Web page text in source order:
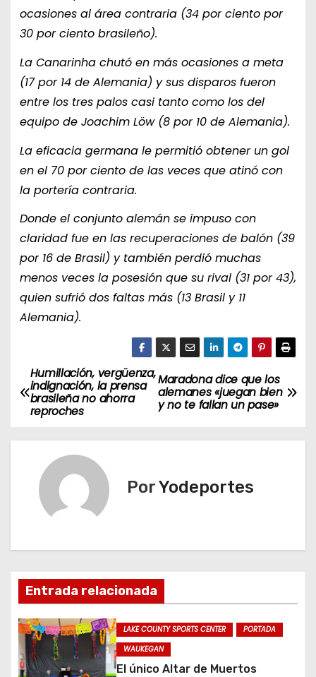
ocasiones al área contraria (34 por ciento por
30 por ciento brasileño).
La Canarinha chutó en más ocasiones a meta
(17 por 14 de Alemania) y sus disparos fueron
entre los tres palos casi tanto como los del
equipo de Joachim Löw (8 por 10 de Alemania).
La eficacia germana le permitió obtener un gol
en el 70 por ciento de las veces que atinó con
la portería contraria.
Donde el conjunto alemán se impuso con
claridad fue en las recuperaciones de balón (39
por 16 de Brasil) y también perdió muchas
menos veces la posesión que su rival (31 por 43),
quien sufrió dos faltas más (13 Brasil y 11
Alemania).
N
a
v
c
ó
n
Maradona dice que los
alemanes «juegan bien
y no te fallan un pase»
Humillación, vergüenza,
indignación, la prensa
brasileña no ahorra
reproches
PorYodeportes
Entrada relacionada
LAKE COUNTY SPORTS CENTER
PORTADA
WAUKEGAN
El único Altar de Muertos